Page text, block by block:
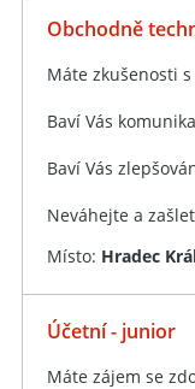
Obchodně
Máte zkušenosti
Baví Vás
Baví Vás
Neváhejte a
Místo: Hradec
Účetní - junior
Máte zájem se